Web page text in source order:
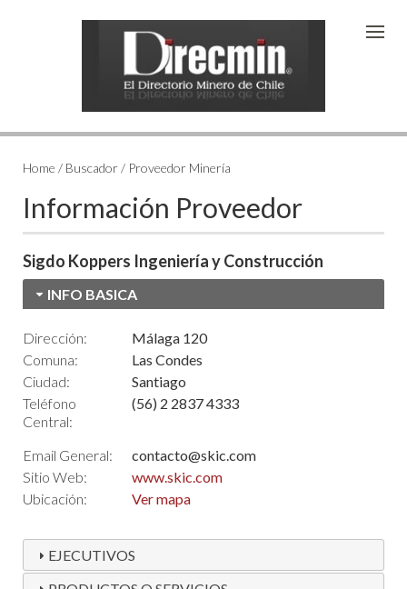
Home / Buscador / Proveedor Minería
Información Proveedor
Sigdo Koppers Ingeniería y Construcción
INFO BASICA
Dirección:
Málaga 120
Comuna:
Las Condes
Ciudad:
Santiago
Teléfono
Central:
(56) 2 2837 4333
Email General:
contacto@skic.com
Sitio Web:
www.skic.com
Ubicación:
Ver mapa
EJECUTIVOS